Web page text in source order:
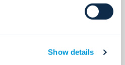
Show details